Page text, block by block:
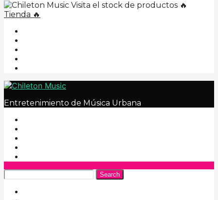
Visita el stock de productos 🔥
Tienda 🔥
Entretenimiento de Música Urbana
Search